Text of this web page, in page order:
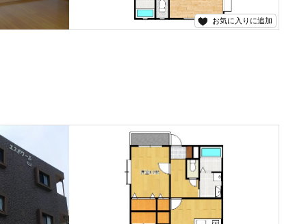
お気に入りに追加
動産へお問い合わせください！！